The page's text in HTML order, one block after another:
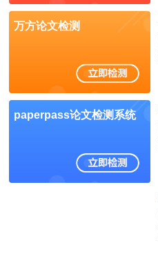
万方论文检测
paperpass论文检测系统